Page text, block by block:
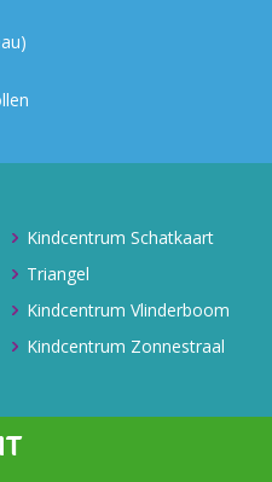
Kindcentrum Schatkaart
Triangel
Kindcentrum Vlinderboom
Kindcentrum Zonnestraal